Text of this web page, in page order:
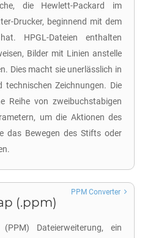
die Hewlett-Packard im
Drucker, beginnend mit dem
HPGL-Dateien enthalten
Bilder mit Linien anstelle
Dies macht sie unerlässlich in
technischen Zeichnungen. Die
Reihe von zweibuchstabigen
um die Aktionen des
das Bewegen des Stifts oder
(.ppm)
Dateierweiterung, ein
PPM Converter